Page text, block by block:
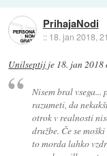
PrihajaNodi
:: 18. jan 2018,
Unilseptij je 18. jan
Nisem bral
razumeti, da
otrok v realnosti
družbe. Če se
to morda lahko